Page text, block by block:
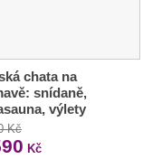
chata na
snídaně,
výlety
Kč
Kč